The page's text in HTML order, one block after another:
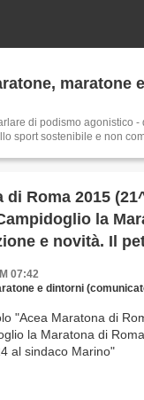
maratone
di podismo agonistico -
sport sostenibile e non
di Roma 2015
la
e novità. Il
07:42
e dintorni